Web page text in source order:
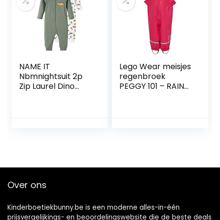
NAME IT
Nbmnightsuit 2p
Zip Laurel Dino
Lego Wear meisjes
regenbroek
PEGGY 101 – RAIN
Over ons
Kinderboetiekbunny.be is een moderne alles-in-één
prijsvergelijkings- en beoordelingswebsite die de beste deals